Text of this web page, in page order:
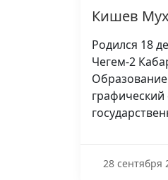
Кишев
Родился 18
Чегем-2
графический
28 сентября